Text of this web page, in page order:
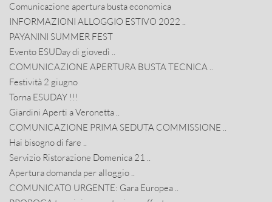
Comunicazione apertura busta economica
INFORMAZIONI ALLOGGIO ESTIVO 2022 ..
PAYANINI SUMMER FEST
Evento ESUDay di giovedì ..
COMUNICAZIONE APERTURA BUSTA TECNICA ..
Festività 2 giugno
Torna ESUDAY !!!
Giardini Aperti a Veronetta ..
COMUNICAZIONE PRIMA SEDUTA COMMISSIONE ..
Hai bisogno di fare ..
Servizio Ristorazione Domenica 21 ..
Apertura domanda per alloggio ..
COMUNICATO URGENTE: Gara Europea ..